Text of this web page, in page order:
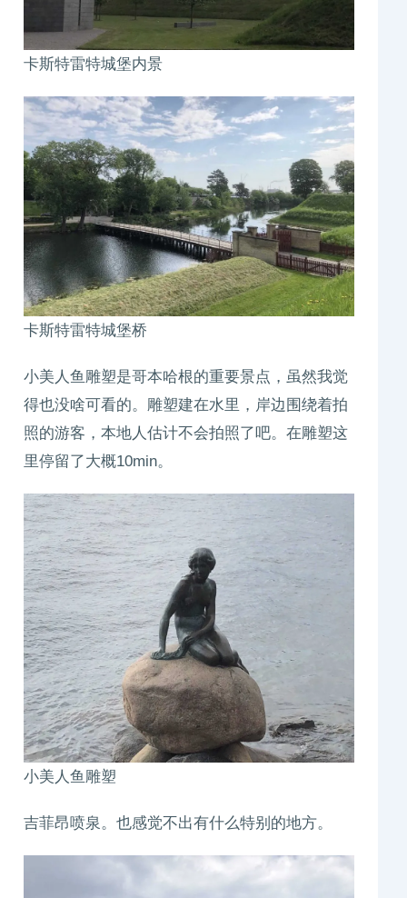
卡斯特雷特城堡内景
卡斯特雷特城堡桥
小美人鱼雕塑是哥本哈根的重要景点，虽然我觉
得也没啥可看的。雕塑建在水里，岸边围绕着拍
照的游客，本地人估计不会拍照了吧。在雕塑这
里停留了大概10min。
小美人鱼雕塑
吉菲昂喷泉。也感觉不出有什么特别的地方。